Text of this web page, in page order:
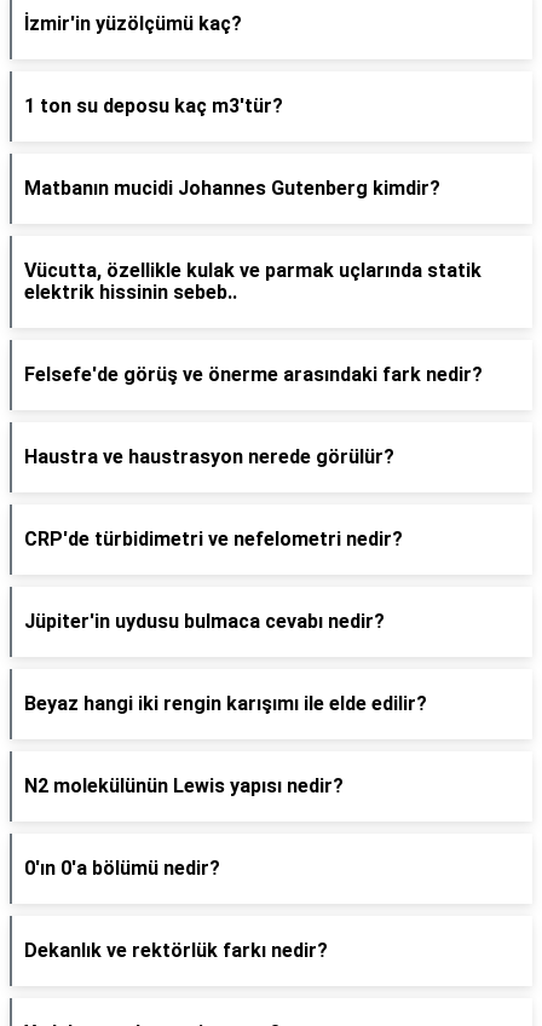
İzmir'in yüzölçümü kaç?
1 ton su deposu kaç m3'tür?
Matbanın mucidi Johannes Gutenberg kimdir?
Vücutta, özellikle kulak ve parmak uçlarında statik
elektrik hissinin sebeb..
Felsefe'de görüş ve önerme arasındaki fark nedir?
Haustra ve haustrasyon nerede görülür?
CRP'de türbidimetri ve nefelometri nedir?
Jüpiter'in uydusu bulmaca cevabı nedir?
Beyaz hangi iki rengin karışımı ile elde edilir?
N2 molekülünün Lewis yapısı nedir?
0'ın 0'a bölümü nedir?
Dekanlık ve rektörlük farkı nedir?